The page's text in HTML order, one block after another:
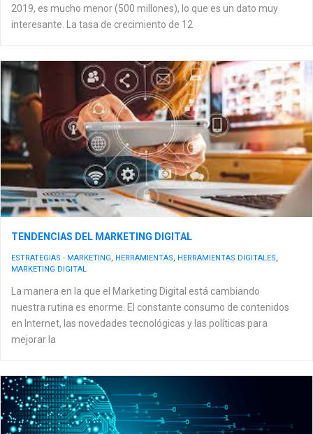
2019, es mucho menor (500 millones), lo que es un dato muy
interesante. La tasa de crecimiento de 12
TENDENCIAS DEL MARKETING DIGITAL
ESTRATEGIAS - MARKETING, HERRAMIENTAS, HERRAMIENTAS DIGITALES,
MARKETING DIGITAL
La manera en la que el Marketing Digital está cambiando
nuestra rutina es enorme. El constante consumo de contenidos
en Internet, las novedades tecnológicas y las políticas para
mejorar la